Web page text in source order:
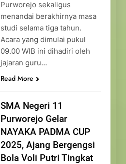
Purworejo sekaligus
menandai berakhirnya masa
studi selama tiga tahun.
Acara yang dimulai pukul
09.00 WIB ini dihadiri oleh
jajaran guru…
Read More
SMA Negeri 11
Purworejo Gelar
NAYAKA PADMA CUP
2025, Ajang Bergengsi
Bola Voli Putri Tingkat